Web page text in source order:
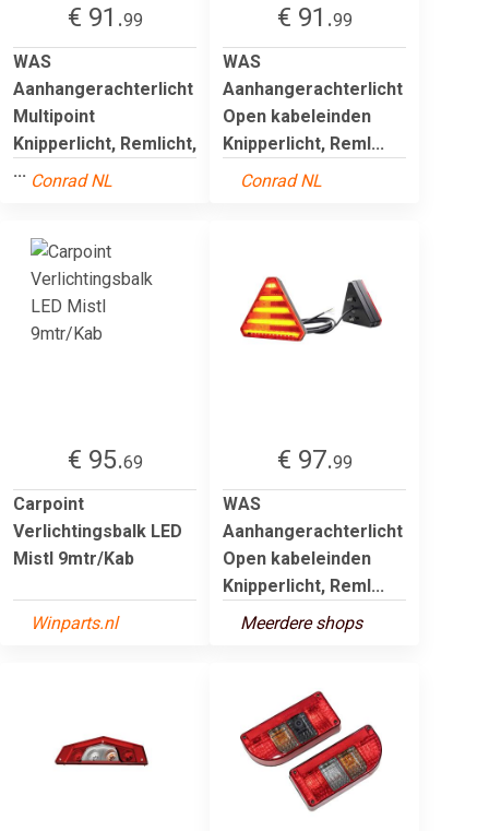
€ 91.99
WAS
Aanhangerachterlicht
Multipoint
Knipperlicht, Remlicht,
... Conrad NL
€ 91.99
WAS
Aanhangerachterlicht
Open kabeleinden
Knipperlicht, Reml...
Conrad NL
€ 95.69
Carpoint
Verlichtingsbalk LED
Mistl 9mtr/Kab
Winparts.nl
€ 97.99
WAS
Aanhangerachterlicht
Open kabeleinden
Knipperlicht, Reml...
Meerdere shops